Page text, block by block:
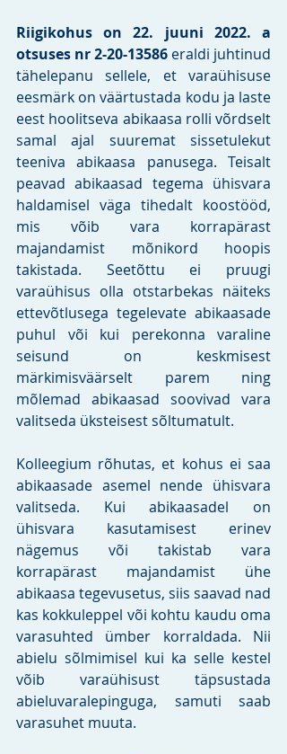
Riigikohus on 22. juuni 2022. a
otsuses nr 2-20-13586 eraldi juhtinud
tähelepanu sellele, et varaühisuse
eesmärk on väärtustada kodu ja laste
eest hoolitseva abikaasa rolli võrdselt
samal ajal suuremat sissetulekut
teeniva abikaasa panusega. Teisalt
peavad abikaasad tegema ühisvara
haldamisel väga tihedalt koostööd,
mis võib vara korrapärast
majandamist mõnikord hoopis
takistada. Seetõttu ei pruugi
varaühisus olla otstarbekas näiteks
ettevõtlusega tegelevate abikaasade
puhul või kui perekonna varaline
seisund on keskmisest
märkimisväärselt parem ning
mõlemad abikaasad soovivad vara
valitseda üksteisest sõltumatult.
Kolleegium rõhutas, et kohus ei saa
abikaasade asemel nende ühisvara
valitseda. Kui abikaasadel on
ühisvara kasutamisest erinev
nägemus või takistab vara
korrapärast majandamist ühe
abikaasa tegevusetus, siis saavad nad
kas kokkuleppel või kohtu kaudu oma
varasuhted ümber korraldada. Nii
abielu sõlmimisel kui ka selle kestel
võib varaühisust täpsustada
abieluvaralepinguga, samuti saab
varasuhet muuta.